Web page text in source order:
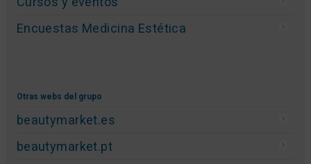
Encuestas Medicina Estética
Otras webs del grupo
beautymarket.es
beautymarket.pt